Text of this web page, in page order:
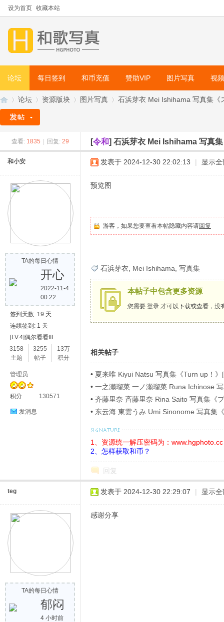
设为首页 收藏本站
论坛 每日签到 和币充值 赞助VIP 图片写真 视
»
论坛
›
资源版块 图片写真 石浜芽衣 Mei Ishihama 写真集《
查看: 1835 回复: 29 [令和] 石浜芽衣 Mei Ishihama 写真
和小安
TA的每日心情
开心
2022-11-4
00:22
签到天数: 19 天
连续签到: 1 天
[LV.4]偶尔看看III
3158
主题
3255
帖子
13万
积分
管理员
积分 130571
发消息
发表于 2024-12-30 22:02:13 | 显示
预览图
游客，如果您要查看本帖隐藏内容请回复
石浜芽衣 Mei Ishihama 写真集
本帖子中包含更多资源
您需要 登录 才可以下载或查看，没
相关帖子
• 夏来唯 Kiyui Natsu 写真集《Turn up！》
• 一之濑瑠菜 一ノ瀬瑠菜 Runa Ichinose
ラビアＳＰ！４》[54P]
• 齐藤里奈 斉藤里奈 Rina Saito 写真集《
イ》[71P]
• 东云海 東雲うみ Umi Sinonome 写真集
1、资源统一解压密码为：www.hgphoto.cc
2、怎样获取和币？
回复
teg
TA的每日心情
郁闷
4 小时前
发表于 2024-12-30 22:29:07 | 显示
感谢分享